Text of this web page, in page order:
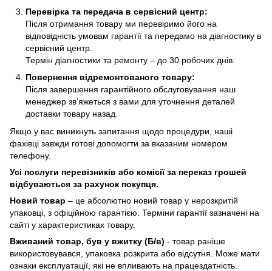
Перевірка та передача в сервісний центр:
Після отримання товару ми перевіримо його на
відповідність умовам гарантії та передамо на діагностику в
сервісний центр.
Термін діагностики та ремонту – до 30 робочих днів.
Повернення відремонтованого товару:
Після завершення гарантійного обслуговування наш
менеджер зв’яжеться з вами для уточнення деталей
доставки товару назад.
Якщо у вас виникнуть запитання щодо процедури, наші
фахівці завжди готові допомогти за вказаним номером
телефону.
Усі послуги перевізників або комісії за переказ грошей
відбуваються за рахунок покупця.
Новий товар – це абсолютно новий товар у нерозкритій
упаковці, з офіційною гарантією. Терміни гарантії зазначені на
сайті у характеристиках товару.
Вживаний товар, був у вжитку (Б/в) - товар раніше
використовувався, упаковка розкрита або відсутня. Може мати
ознаки експлуатації, які не впливають на працездатність.